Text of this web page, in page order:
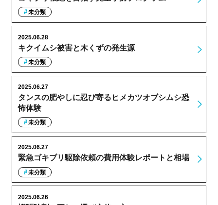
未分類
キクイムシ被害と木くずの発生源
2025.06.28
未分類
タンスの肥やしに忍び寄るヒメカツオブシムシ恐
怖体験
2025.06.27
未分類
緊急ゴキブリ駆除依頼の費用体験レポートと相場
2025.06.27
未分類
2025.06.26